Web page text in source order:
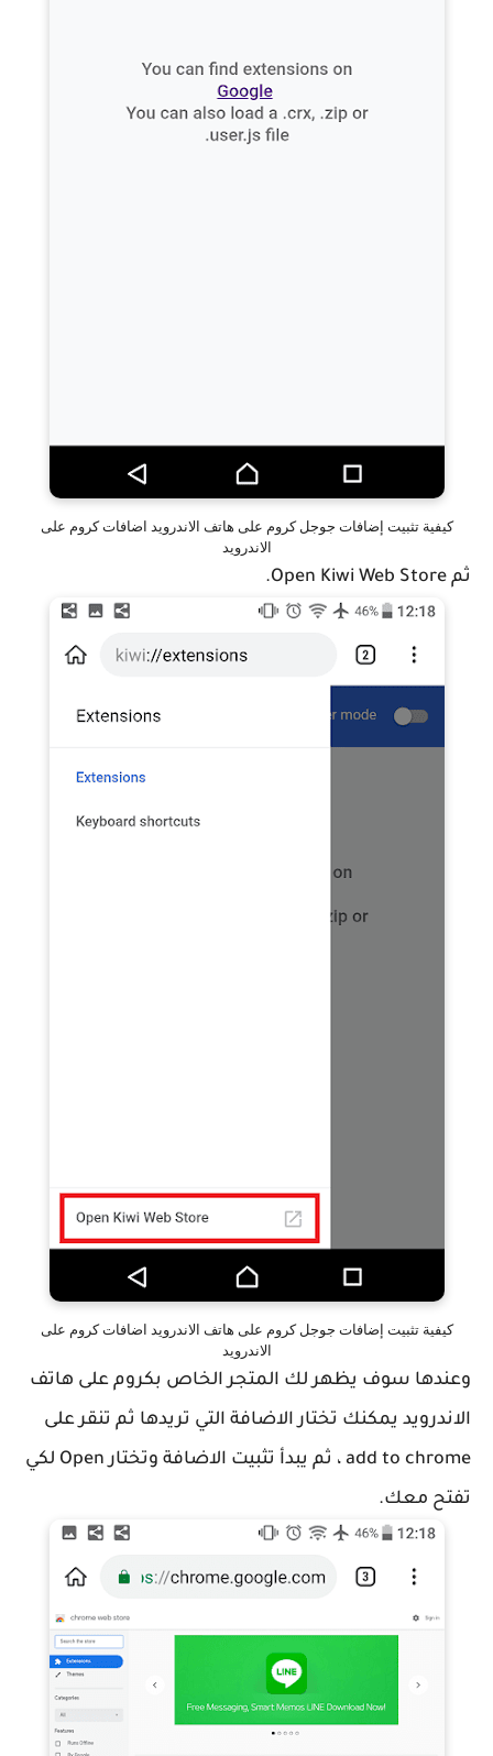
كيفية تثبيت إضافات جوجل كروم على هاتف الاندرويد اضافات كروم على
الاندرويد
ثم Open Kiwi Web Store.
كيفية تثبيت إضافات جوجل كروم على هاتف الاندرويد اضافات كروم على
الاندرويد
وعندها سوف يظهر لك المتجر الخاص بكروم على هاتف
الاندرويد يمكنك تختار الاضافة التي تريدها ثم تنقر على
add to chrome ، ثم يبدأ تثبيت الاضافة وتختار Open لكي
تفتح معك.